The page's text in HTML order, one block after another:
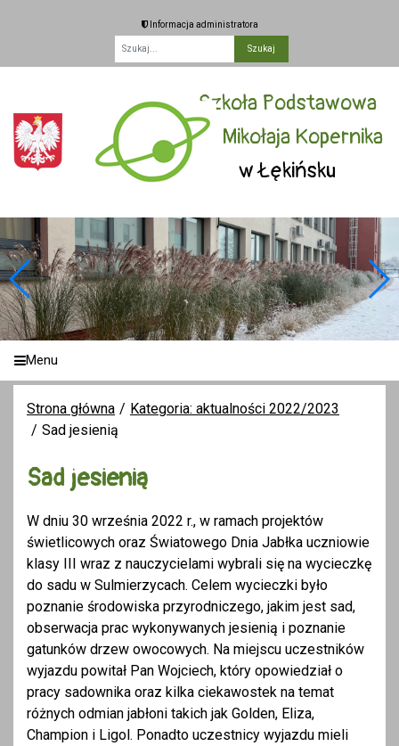
Informacja administratora
Szkoła Podstawowa
im. Mikołaja Kopernika
w Łękińsku
Menu
Strona główna
Kategoria: aktualności 2022/2023
Sad jesienią
Sad jesienią
W dniu 30 września 2022 r., w ramach projektów
świetlicowych oraz Światowego Dnia Jabłka uczniowie
klasy III wraz z nauczycielami wybrali się na wycieczkę
do sadu w Sulmierzycach. Celem wycieczki było
poznanie środowiska przyrodniczego, jakim jest sad,
obserwacja prac wykonywanych jesienią i poznanie
gatunków drzew owocowych. Na miejscu uczestników
wyjazdu powitał Pan Wojciech, który opowiedział o
pracy sadownika oraz kilka ciekawostek na temat
różnych odmian jabłoni takich jak Golden, Eliza,
Champion i Ligol. Ponadto uczestnicy wyjazdu mieli